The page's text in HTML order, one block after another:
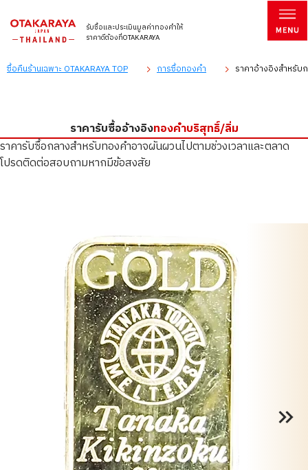
รับซื้อและประเมินมูลค่าทองคำให้
ราคาดีต้องที่OTAKARAYA
ซื้อคืนร้านเฉพาะ OTAKARAYA TOP การซื้อทองคำ ราคาอ้างอิงสำหรับ
ราคารับซื้ออ้างอิงทองคำบริสุทธิ์/ลิ่ม
ราคารับซื้อกลางสำหรับทองคำอาจผันผวนไปตามช่วงเวลาและตลาด
โปรดติดต่อสอบถามหากมีข้อสงสัย